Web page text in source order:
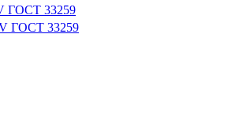
ГОСТ 33259
ГОСТ 33259